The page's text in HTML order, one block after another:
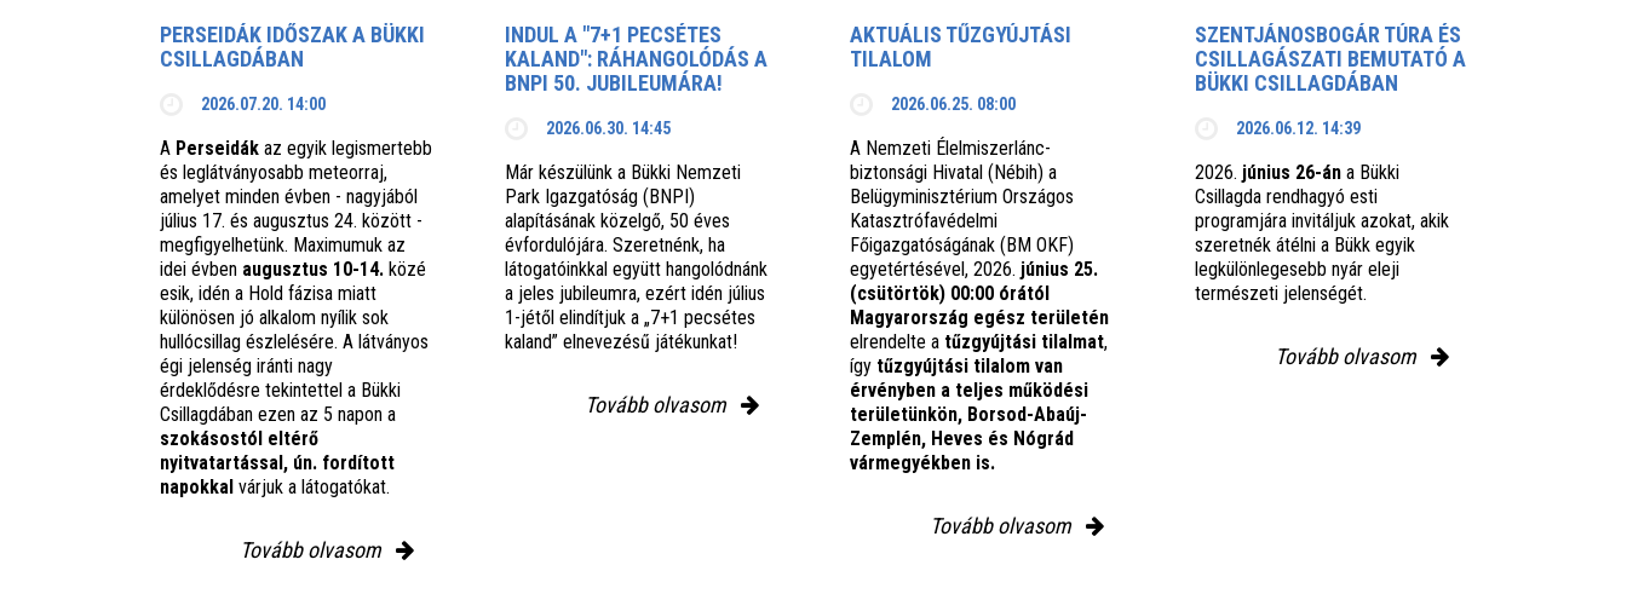
PERSEIDÁK IDŐSZAK A BÜKKI
CSILLAGDÁBAN
2026.07.20. 14:00
A Perseidák az egyik legismertebb
és leglátványosabb meteorraj,
amelyet minden évben - nagyjából
július 17. és augusztus 24. között -
megfigyelhetünk. Maximumuk az
idei évben augusztus 10-14. közé
esik, idén a Hold fázisa miatt
különösen jó alkalom nyílik sok
hullócsillag észlelésére. A látványos
égi jelenség iránti nagy
érdeklődésre tekintettel a Bükki
Csillagdában ezen az 5 napon a
szokásostól eltérő
nyitvatartással, ún. fordított
napokkal várjuk a látogatókat.
Tovább olvasom
INDUL A "7+1 PECSÉTES
KALAND": RÁHANGOLÓDÁS A
BNPI 50. JUBILEUMÁRA!
2026.06.30. 14:45
Már készülünk a Bükki Nemzeti
Park Igazgatóság (BNPI)
alapításának közelgő, 50 éves
évfordulójára. Szeretnénk, ha
látogatóinkkal együtt hangolódnánk
a jeles jubileumra, ezért idén július
1-jétől elindítjuk a „7+1 pecsétes
kaland” elnevezésű játékunkat!
Tovább olvasom
AKTUÁLIS TŰZGYÚJTÁSI
TILALOM
2026.06.25. 08:00
A Nemzeti Élelmiszerlánc-
biztonsági Hivatal (Nébih) a
Belügyminisztérium Országos
Katasztrófavédelmi
Főigazgatóságának (BM OKF)
egyetértésével, 2026. június 25.
(csütörtök) 00:00 órától
Magyarország egész területén
elrendelte a tűzgyújtási tilalmat,
így tűzgyújtási tilalom van
érvényben a teljes működési
területünkön, Borsod-Abaúj-
Zemplén, Heves és Nógrád
vármegyékben is.
Tovább olvasom
SZENTJÁNOSBOGÁR TÚRA ÉS
CSILLAGÁSZATI BEMUTATÓ A
BÜKKI CSILLAGDÁBAN
2026.06.12. 14:39
2026. június 26-án a Bükki
Csillagda rendhagyó esti
programjára invitáljuk azokat, akik
szeretnék átélni a Bükk egyik
legkülönlegesebb nyár eleji
természeti jelenségét.
Tovább olvasom